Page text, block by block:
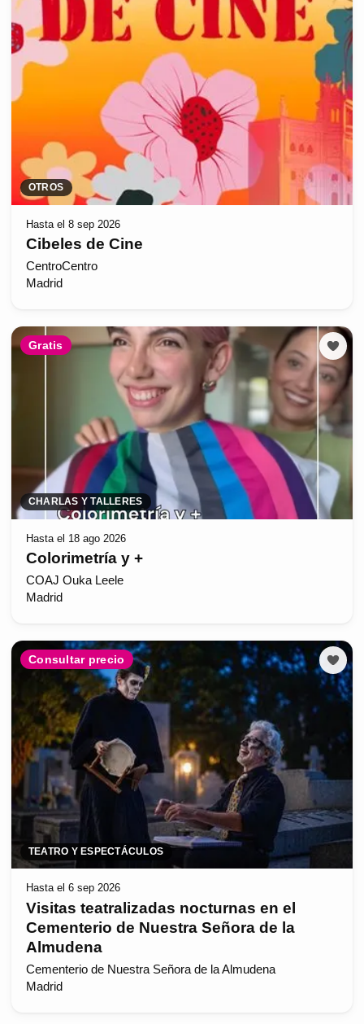
OTROS
Hasta el 8 sep 2026
Cibeles de Cine
CentroCentro
Madrid
Gratis
CHARLAS Y TALLERES
Hasta el 18 ago 2026
Colorimetría y +
COAJ Ouka Leele
Madrid
Consultar precio
TEATRO Y ESPECTÁCULOS
Hasta el 6 sep 2026
Visitas teatralizadas nocturnas en el
Cementerio de Nuestra Señora de la
Almudena
Cementerio de Nuestra Señora de la Almudena
Madrid